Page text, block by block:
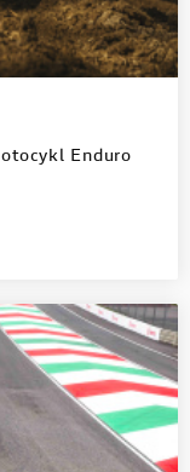
Enduro